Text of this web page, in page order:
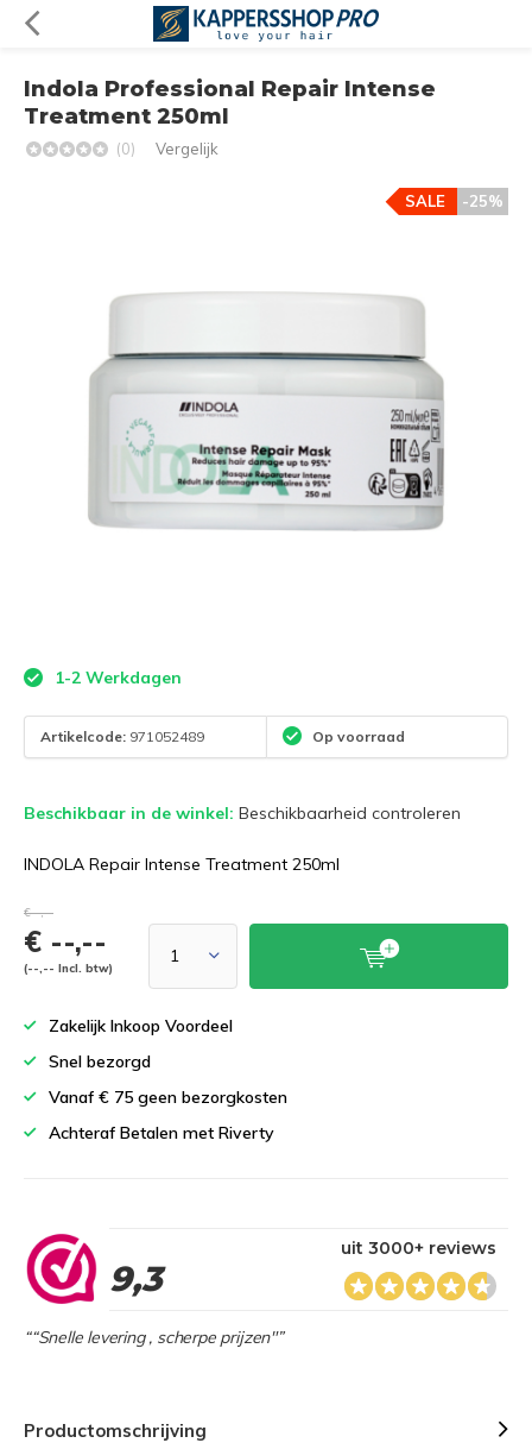
Indola Professional Repair Intense
Treatment 250ml
(0) Vergelijk
-25%
SALE
1-2 Werkdagen
Artikelcode: 971052489 Op voorraad
Beschikbaar in de winkel: Beschikbaarheid controleren
INDOLA Repair Intense Treatment 250ml
€--,--
€ --,--
(--,-- Incl. btw)
Zakelijk Inkoop Voordeel
Snel bezorgd
Vanaf € 75 geen bezorgkosten
Achteraf Betalen met Riverty
9,3
uit 3000+ reviews
““Snelle levering , scherpe prijzen"”
Productomschrijving